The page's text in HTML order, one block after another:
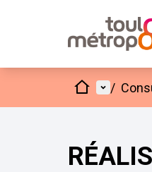
Accueil
Menu
/